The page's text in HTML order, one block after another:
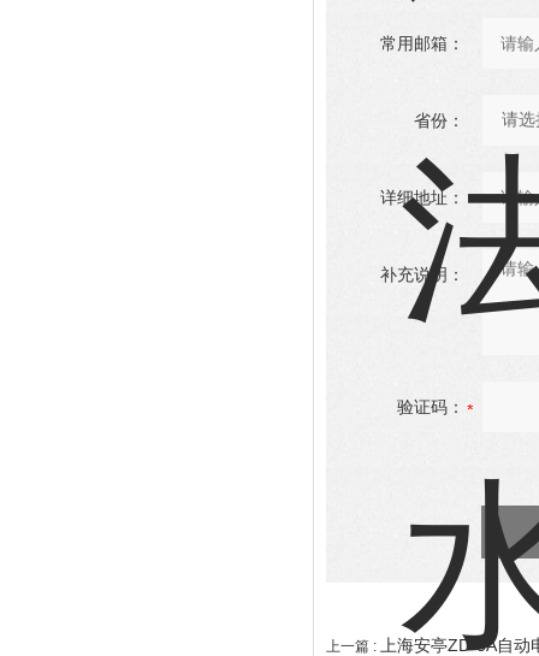
常用邮箱：
省份：
详细地址：
补充说明：
验证码：
上一篇 : 上海安亭ZD-3A自动